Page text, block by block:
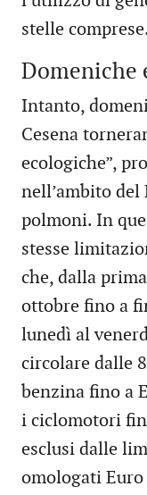
stelle
Domeniche
Intanto,
Cesena
ecologiche”,
nell’ambito del
polmoni. In
stesse
che, dalla
ottobre fino a
lunedì al
circolare dalle
benzina fino a
i ciclomotori
esclusi dalle
omologati Euro